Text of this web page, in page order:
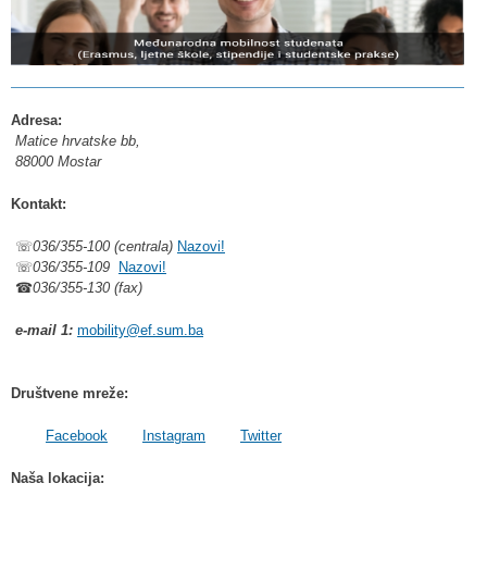
Adresa:
Matice hrvatske bb,
88000 Mostar
Kontakt:
☏036/355-100 (centrala) Nazovi!
☏036/355-109
Nazovi!
☎036/355-130 (fax)
e-mail 1: mobility@ef.sum.ba
Društvene mreže:
Facebook Instagram Twitter
Naša lokacija: